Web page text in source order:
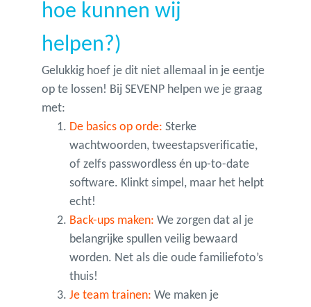
hoe kunnen wij
helpen?)
Gelukkig hoef je dit niet allemaal in je eentje
op te lossen! Bij SEVENP helpen we je graag
met:
De basics op orde: Sterke
wachtwoorden, tweestapsverificatie,
of zelfs passwordless én up-to-date
software. Klinkt simpel, maar het helpt
echt!
Back-ups maken: We zorgen dat al je
belangrijke spullen veilig bewaard
worden. Net als die oude familiefoto’s
thuis!
Je team trainen: We maken je